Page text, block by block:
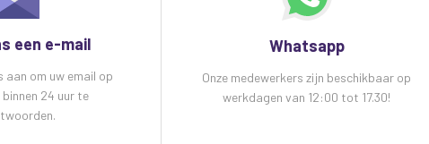
een e-mail
aan om uw email op
24 uur te
Whatsapp
Onze medewerkers zijn beschikbaar op
werkdagen van 12:00 tot 17.30!